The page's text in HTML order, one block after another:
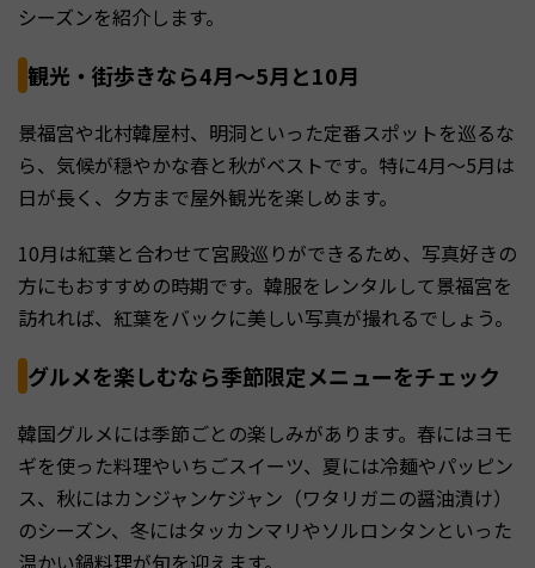
シーズンを紹介します。
観光・街歩きなら4月〜5月と10月
景福宮や北村韓屋村、明洞といった定番スポットを巡るな
ら、気候が穏やかな春と秋がベストです。特に4月〜5月は
日が長く、夕方まで屋外観光を楽しめます。
10月は紅葉と合わせて宮殿巡りができるため、写真好きの
方にもおすすめの時期です。韓服をレンタルして景福宮を
訪れれば、紅葉をバックに美しい写真が撮れるでしょう。
グルメを楽しむなら季節限定メニューをチェック
韓国グルメには季節ごとの楽しみがあります。春にはヨモ
ギを使った料理やいちごスイーツ、夏には冷麺やパッピン
ス、秋にはカンジャンケジャン（ワタリガニの醤油漬け）
のシーズン、冬にはタッカンマリやソルロンタンといった
温かい鍋料理が旬を迎えます。